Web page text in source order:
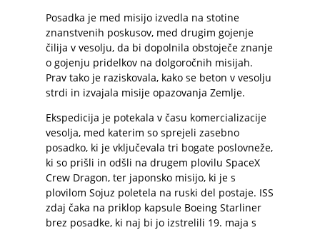
Posadka je med misijo izvedla na stotine
znanstvenih poskusov, med drugim gojenje
čilija v vesolju, da bi dopolnila obstoječe znanje
o gojenju pridelkov na dolgoročnih misijah.
Prav tako je raziskovala, kako se beton v vesolju
strdi in izvajala misije opazovanja Zemlje.
Ekspedicija je potekala v času komercializacije
vesolja, med katerim so sprejeli zasebno
posadko, ki je vključevala tri bogate poslovneže,
ki so prišli in odšli na drugem plovilu SpaceX
Crew Dragon, ter japonsko misijo, ki je s
plovilom Sojuz poletela na ruski del postaje. ISS
zdaj čaka na priklop kapsule Boeing Starliner
brez posadke, ki naj bi jo izstrelili 19. maja s